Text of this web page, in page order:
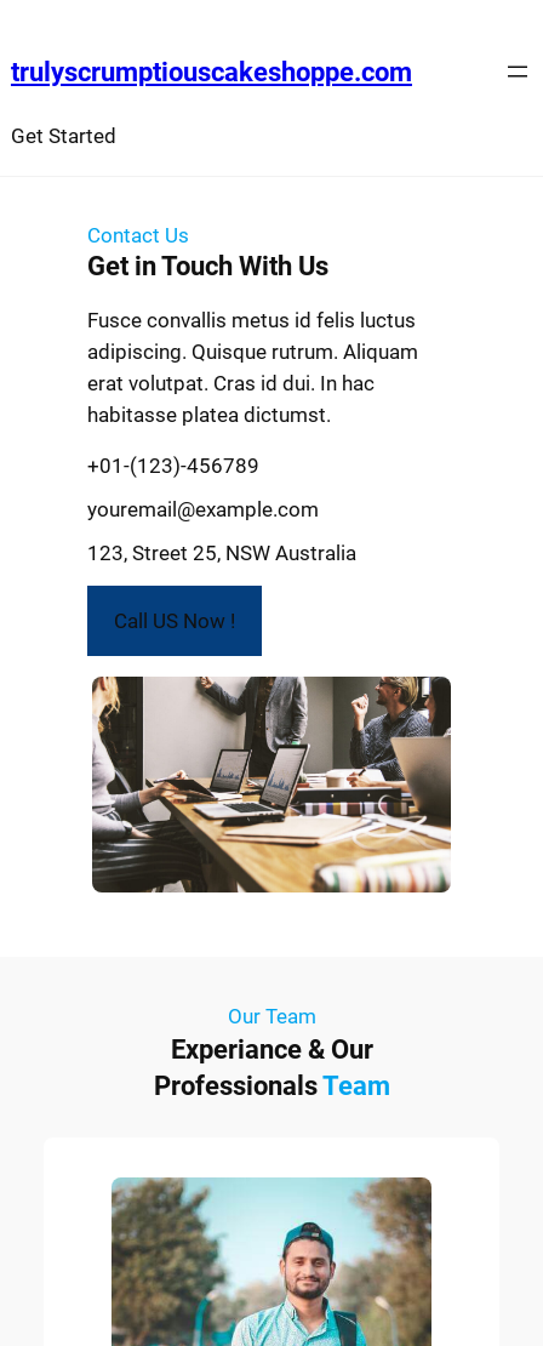
trulyscrumptiouscakeshoppe.com
Get Started
Contact Us
Get in Touch With Us
Fusce convallis metus id felis luctus
adipiscing. Quisque rutrum. Aliquam
erat volutpat. Cras id dui. In hac
habitasse platea dictumst.
+01-(123)-456789
youremail@example.com
123, Street 25, NSW Australia
Call US Now !
Our Team
Experiance & Our
ProfessionalsTeam